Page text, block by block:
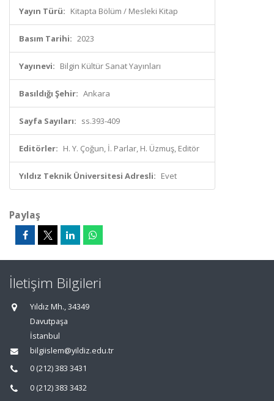
Yayın Türü: Kitapta Bölüm / Mesleki Kitap
Basım Tarihi: 2023
Yayınevi: Bilgin Kültür Sanat Yayınları
Basıldığı Şehir: Ankara
Sayfa Sayıları: ss.393-409
Editörler: H. Y. Çoğun, İ. Parlar, H. Üzmuş, Editör
Yıldız Teknik Üniversitesi Adresli: Evet
Paylaş
İletişim Bilgileri
Yıldız Mh., 34349
Davutpaşa
İstanbul
bilgiislem@yildiz.edu.tr
0 (212) 383 3431
0 (212) 383 3432